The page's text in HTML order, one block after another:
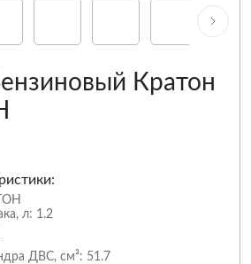
Кратон
л: 1.2
ДВС, см³: 51.7